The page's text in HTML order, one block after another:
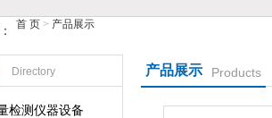
频在线观看APP仪器仪表有限公司
首 页 > 产品展示
Directory
检测仪器设备
产品展示 Products